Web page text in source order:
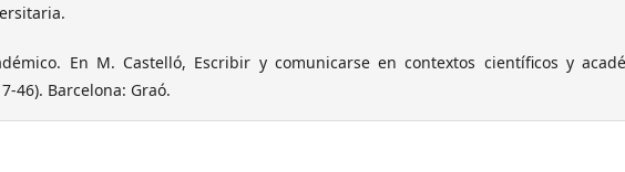
En M. Castelló, Escribir y comunicarse en contextos científicos y
46). Barcelona: Graó.